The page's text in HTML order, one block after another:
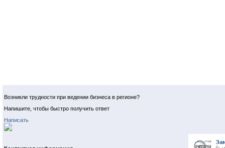
Возникли трудности при ведении бизнеса в регионе?
Напишите, чтобы быстро получить ответ
Написать